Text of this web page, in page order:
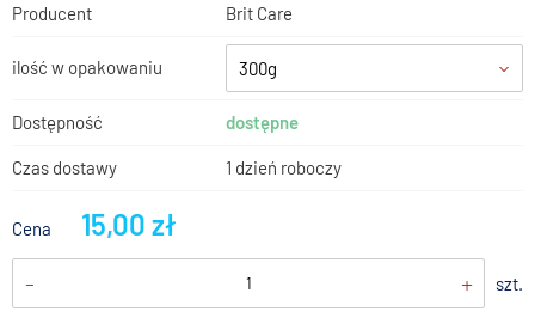
Producent Brit Care
ilość w opakowaniu 300g
Dostępność dostępne
Czas dostawy 1 dzień roboczy
Cena 15,00 zł
- + szt.